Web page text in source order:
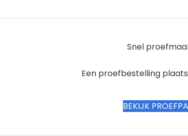
Snel
Een proefbestelling
BEKIJK